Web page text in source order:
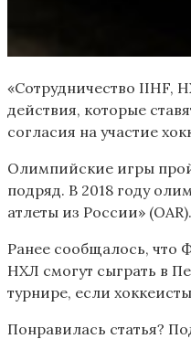
«Сотрудничество IIHF,
действия, которые
согласия на участие
Олимпийские игры
подряд. В 2018 году
атлеты из России» (OAR).
Ранее сообщалось, что
НХЛ смогут сыграть в
турнире, если
Понравилась статья?